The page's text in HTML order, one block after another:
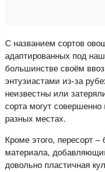
С названием сортов
адаптированных под
большинстве своём
энтузиастами из-за
неизвестны или
сорта могут
разных местах.
Кроме этого, пересорт
материала,
довольно пластичная